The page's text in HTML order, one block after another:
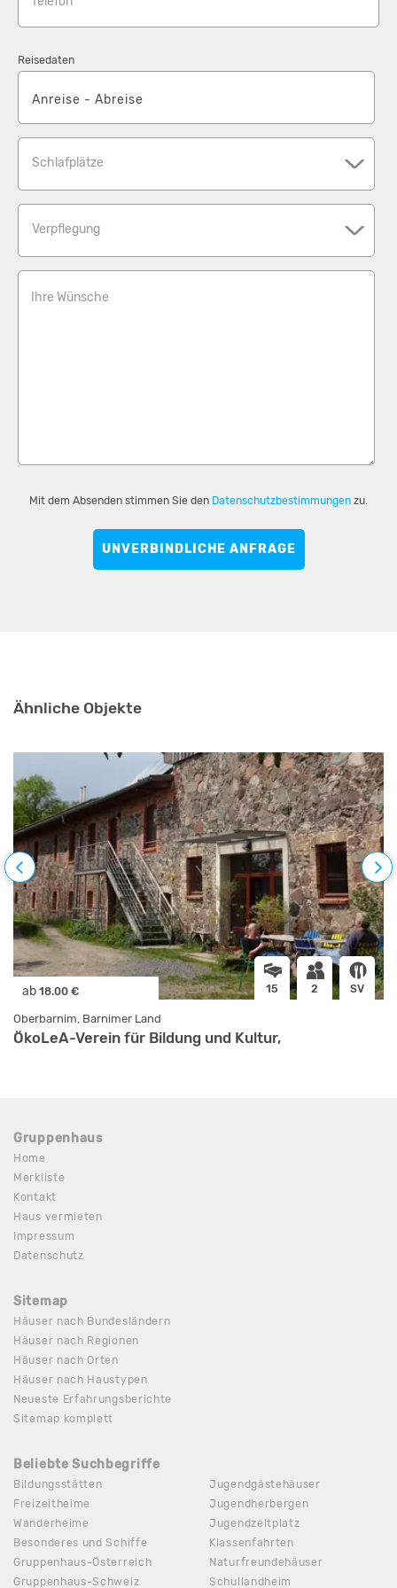
Reisedaten
Schlafplätze
Verpflegung
Ihre Wünsche
Mit dem Absenden stimmen Sie den Datenschutzbestimmungen zu.
UNVERBINDLICHE ANFRAGE
Ähnliche Objekte
ab 18.00 € 15 2 SV
Oberbarnim, Barnimer Land
ÖkoLeA-Verein für Bildung und Kultur,
Gruppenhaus
Home
Merkliste
Kontakt
Haus vermieten
Impressum
Datenschutz
Sitemap
Häuser nach Bundesländern
Häuser nach Regionen
Häuser nach Orten
Häuser nach Haustypen
Neueste Erfahrungsberichte
Sitemap komplett
Beliebte Suchbegriffe
Bildungsstätten
Freizeitheime
Wanderheime
Besonderes und Schiffe
Gruppenhaus-Österreich
Gruppenhaus-Schweiz
Jugendgästehäuser
Jugendherbergen
Jugendzeltplatz
Klassenfahrten
Naturfreundehäuser
Schullandheim